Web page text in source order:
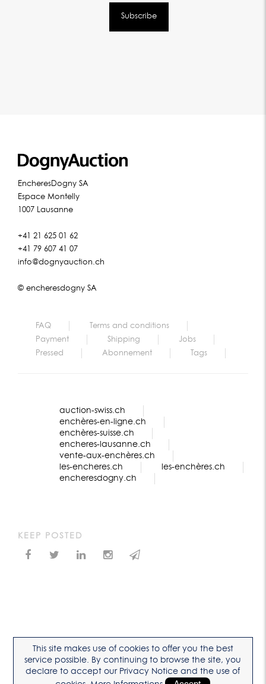
EncheresDogny SA
Espace Montelly
1007 Lausanne
+41 21 625 01 62
+41 79 607 41 07
info@dognyauction.ch
© encheresdogny SA
FAQ
Terms and conditions
Payment
Shipping
Jobs
Pressed
Abonnement Tags
auction-swiss.ch
enchères-en-ligne.ch
enchères-suisse.ch
encheres-lausanne.ch
vente-aux-enchères.ch
les-encheres.ch
les-enchères.ch
encheresdogny.ch
KEEP POSTED
This site makes use of cookies to offer you the best
service possible. By continuing to browse the site, you
declare to accept our Privacy Notice and the use of